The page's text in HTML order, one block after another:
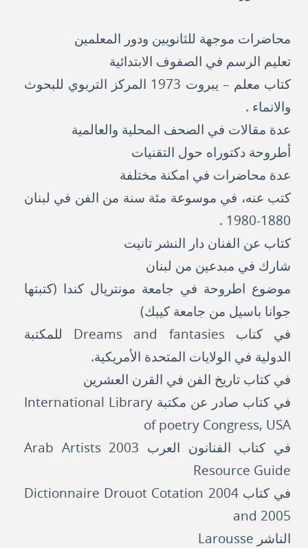
محاضرات موجهة للثانويين ودور المعلمين
تعليم الرسم في الصفوف الابتدائية
كتاب معلم – يبروت 1973 المركز التربوي للبحوث
والانماء .
عدة مقالات في الصحف المحلية والعالمية
أطروحة دكتوراه حول التقنيات
عدة محاضرات في امكنة مختلفة
كتب عنه، في موسوعة مئة سنة من الفن في لبنان
1880-1980 .
كتاب عن الفنان دار النشر تانيت
شارك في مبدعين من لبنان
موضوع اطروحة في جامعة مونتريال كندا (كتبتها
جوانا باسيل من جامعة كيبك)
في كتاب Dreams and fantasies للمكتبة
الدولية في الولايات المتحدة الأمريكية.
في كتاب تاريخ الفن في القرن العشرين
في كتاب صادر عن مكتبة International Library
of poetry Congress, USA
في كتاب الفنانون العرب 2003 Arab Artists
Resource Guide
في كتاب Dictionnaire Drouot Cotation 2004
and 2005
الناشر Larousse